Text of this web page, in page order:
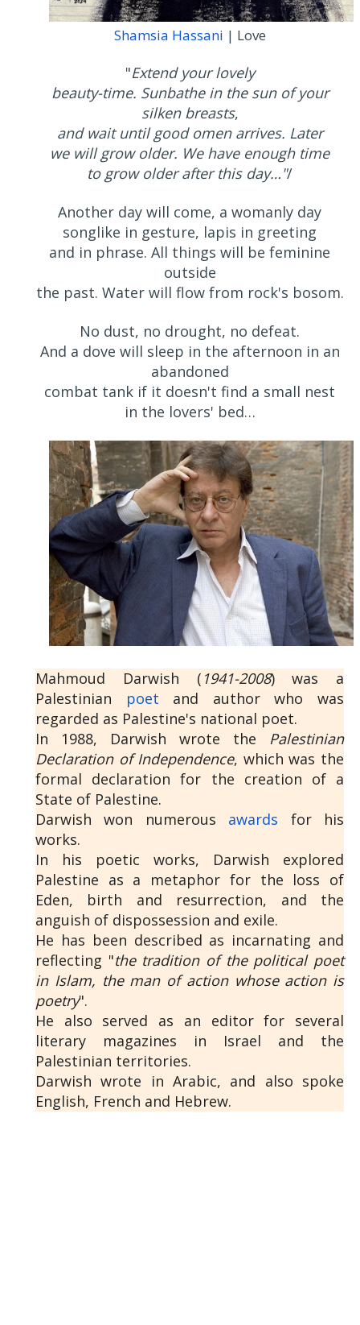
Shamsia Hassani | Love
"Extend your lovely
beauty-time. Sunbathe in the sun of your
silken breasts,
and wait until good omen arrives. Later
we will grow older. We have enough time
to grow older after this day…"/
Another day will come, a womanly day
songlike in gesture, lapis in greeting
and in phrase. All things will be feminine
outside
the past. Water will flow from rock's bosom.
No dust, no drought, no defeat.
And a dove will sleep in the afternoon in an
abandoned
combat tank if it doesn't find a small nest
in the lovers' bed…
Mahmoud Darwish ( 1941-2008) was a
Palestinian poet and author who was
regarded as Palestine's national poet.
In 1988, Darwish wrote the Palestinian
Declaration of Independence, which was the
formal declaration for the creation of a
State of Palestine.
Darwish won numerous awards for his
works.
In his poetic works, Darwish explored
Palestine as a metaphor for the loss of
Eden, birth and resurrection, and the
anguish of dispossession and exile.
He has been described as incarnating and
reflecting "the tradition of the political poet
in Islam, the man of action whose action is
poetry".
He also served as an editor for several
literary magazines in Israel and the
Palestinian territories.
Darwish wrote in Arabic, and also spoke
English, French and Hebrew.